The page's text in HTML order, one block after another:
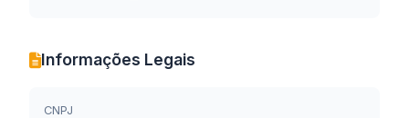
Informações Legais
CNPJ